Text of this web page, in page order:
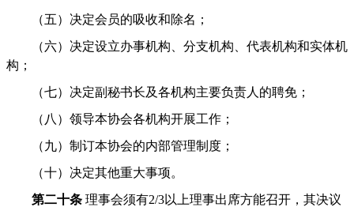
（五）决定会员的吸收和除名；
（六）决定设立办事机构、分支机构、代表机构和实体机
构；
（七）决定副秘书长及各机构主要负责人的聘免；
（八）领导本协会各机构开展工作；
（九）制订本协会的内部管理制度；
（十）决定其他重大事项。
第二十条 理事会须有2/3以上理事出席方能召开，其决议